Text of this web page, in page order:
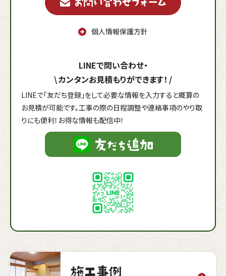
個人情報保護方針
\
LINEで問い合わせ・
カンタンお見積もりができます！ /
LINEで「友だち登録」をして必要な情報を入力すると概算の
お見積が可能です。工事の際の日程調整や連絡事項のやり取
りにも便利！お得な情報も配信中！